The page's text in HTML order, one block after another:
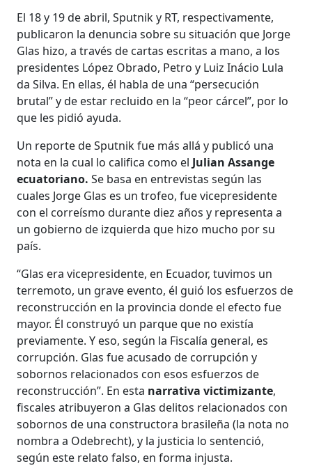
El 18 y 19 de abril, Sputnik y RT, respectivamente,
publicaron la denuncia sobre su situación que Jorge
Glas hizo, a través de cartas escritas a mano, a los
presidentes López Obrado, Petro y Luiz Inácio Lula
da Silva. En ellas, él habla de una “persecución
brutal” y de estar recluido en la “peor cárcel”, por lo
que les pidió ayuda.
Un reporte de Sputnik fue más allá y publicó una
nota en la cual lo califica como el Julian Assange
ecuatoriano. Se basa en entrevistas según las
cuales Jorge Glas es un trofeo, fue vicepresidente
con el correísmo durante diez años y representa a
un gobierno de izquierda que hizo mucho por su
país.
“Glas era vicepresidente, en Ecuador, tuvimos un
terremoto, un grave evento, él guió los esfuerzos de
reconstrucción en la provincia donde el efecto fue
mayor. Él construyó un parque que no existía
previamente. Y eso, según la Fiscalía general, es
corrupción. Glas fue acusado de corrupción y
sobornos relacionados con esos esfuerzos de
reconstrucción”. En esta narrativa victimizante,
fiscales atribuyeron a Glas delitos relacionados con
sobornos de una constructora brasileña (la nota no
nombra a Odebrecht), y la justicia lo sentenció,
según este relato falso, en forma injusta.